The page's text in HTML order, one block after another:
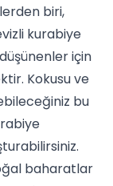
biri,
kurabiye
için
Kokusu ve
bu
baharatlar